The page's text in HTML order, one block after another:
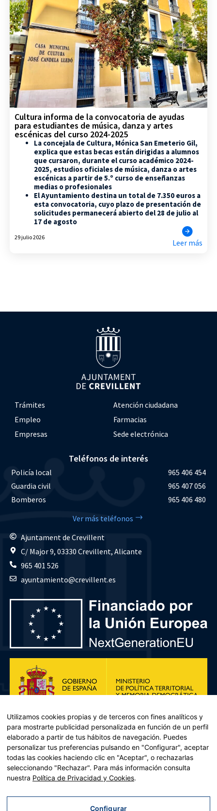
Cultura informa de la convocatoria de ayudas
para estudiantes de música, danza y artes
escénicas del curso 2024-2025
La concejala de Cultura, Mónica San Emeterio Gil,
explica que estas becas están dirigidas a alumnos
que cursaron, durante el curso académico 2024-
2025, estudios oficiales de música, danza o artes
escénicas a partir de 5.º curso de enseñanzas
medias o profesionales
El Ayuntamiento destina un total de 7.350 euros a
esta convocatoria, cuyo plazo de presentación de
solicitudes permanecerá abierto del 28 de julio al
17 de agosto
29 julio 2026
Leer más
Trámites
Atención ciudadana
Empleo
Farmacias
Empresas
Sede electrónica
Teléfonos de interés
Policía local
965 406 454
Guardia civil
965 407 056
Bomberos
965 406 480
Ver más teléfonos
Ajuntament de Crevillent
C/ Major 9, 03330 Crevillent, Alicante
965 401 526
ayuntamiento@crevillent.es
Plan de Recuperación, Transformación y Resiliencia – Financiado por
Recuperación y resiliencia, establecido por el Reglamento (UE)
2021/241 del Parlamento Europeo y del Consejo, de 12 de febrero
Utilizamos cookies propias y de terceros con fines analíticos y
para mostrarte publicidad personalizada en función de un perfil
elaborado a partir de tus hábitos de navegación. Puedes
personalizar tus preferencias pulsando en "Configurar", aceptar
todas las cookies haciendo clic en "Aceptar", o rechazarlas
seleccionando "Rechazar". Para más información consulta
nuestra Política de Privacidad y Cookies.
Configurar